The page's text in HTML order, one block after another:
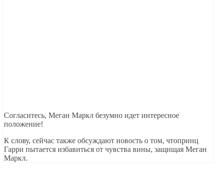
Согласитесь, Меган Маркл безумно идет интересное
положение!
К слову, сейчас также обсуждают новость о том, чтопринц
Гарри пытается избавиться от чувства вины, защищая Меган
Маркл.